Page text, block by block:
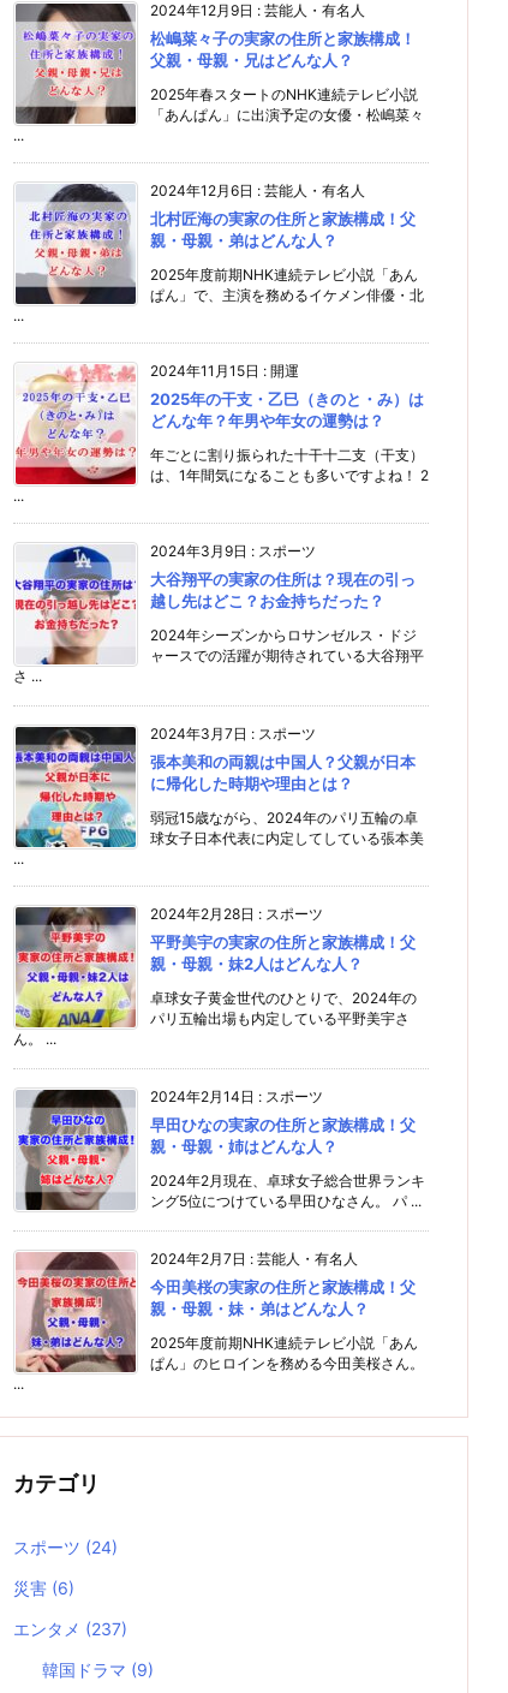
2024年12月9日 : 芸能人・有名人
松嶋菜々子の実家の住所と家族構成！
父親・母親・兄はどんな人？
2025年春スタートのNHK連続テレビ小説
「あんぱん」に出演予定の女優・松嶋菜々
...
2024年12月6日 : 芸能人・有名人
北村匠海の実家の住所と家族構成！父
親・母親・弟はどんな人？
2025年度前期NHK連続テレビ小説「あん
ぱん」で、主演を務めるイケメン俳優・北
...
2024年11月15日 : 開運
2025年の干支・乙巳（きのと・み）は
どんな年？年男や年女の運勢は？
年ごとに割り振られた十干十二支（干支）
は、1年間気になることも多いですよね！ 2
...
2024年3月9日 : スポーツ
大谷翔平の実家の住所は？現在の引っ
越し先はどこ？お金持ちだった？
2024年シーズンからロサンゼルス・ドジ
ャースでの活躍が期待されている大谷翔平
さ ...
2024年3月7日 : スポーツ
張本美和の両親は中国人？父親が日本
に帰化した時期や理由とは？
弱冠15歳ながら、2024年のパリ五輪の卓
球女子日本代表に内定してしている張本美
...
2024年2月28日 : スポーツ
平野美宇の実家の住所と家族構成！父
親・母親・妹2人はどんな人？
卓球女子黄金世代のひとりで、2024年の
パリ五輪出場も内定している平野美宇さ
ん。 ...
2024年2月14日 : スポーツ
早田ひなの実家の住所と家族構成！父
親・母親・姉はどんな人？
2024年2月現在、卓球女子総合世界ランキ
ング5位につけている早田ひなさん。 パ ...
2024年2月7日 : 芸能人・有名人
今田美桜の実家の住所と家族構成！父
親・母親・妹・弟はどんな人？
2025年度前期NHK連続テレビ小説「あん
ぱん」のヒロインを務める今田美桜さん。
...
カテゴリ
スポーツ (24)
災害 (6)
エンタメ (237)
韓国ドラマ (9)